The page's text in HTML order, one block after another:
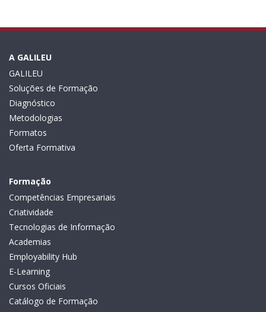
A GALILEU
GALILEU
Soluções de Formação
Diagnóstico
Metodologias
Formatos
Oferta Formativa
Formação
Competências Empresariais
Criatividade
Tecnologias de Informação
Academias
Employability Hub
E-Learning
Cursos Oficiais
Catálogo de Formação